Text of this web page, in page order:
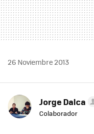
26 Noviembre 2013
Jorge Dalca
Colaborador